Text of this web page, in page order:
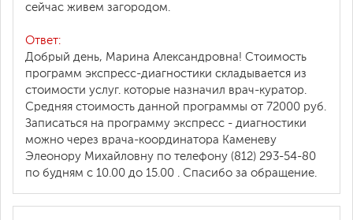
сейчас живем загородом.
Ответ:
Добрый день, Марина Александровна! Стоимость
программ экспресс-диагностики складывается из
стоимости услуг. которые назначил врач-куратор.
Средняя стоимость данной программы от 72000 руб.
Записаться на программу экспресс - диагностики
можно через врача-координатора Каменеву
Элеонору Михайловну по телефону (812) 293-54-80
по будням с 10.00 до 15.00 . Спасибо за обращение.